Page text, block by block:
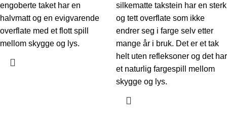
engoberte taket har en
halvmatt og en evigvarende
overflate med et flott spill
mellom skygge og lys.
silkematte takstein har en sterk
og tett overflate som ikke
endrer seg i farge selv etter
mange år i bruk. Det er et tak
helt uten refleksoner og det har
et naturlig fargespill mellom
skygge og lys.